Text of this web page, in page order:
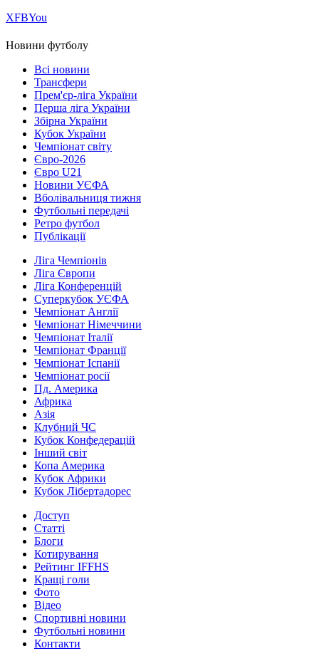
ХFBYou
Новини футболу
Всі новини
Трансфери
Прем'єр-ліга України
Перша ліга України
Збірна України
Кубок України
Чемпіонат світу
Євро-2026
Євро U21
Новини УЄФА
Вболівальниця тижня
Футбольні передачі
Ретро футбол
Публікації
Ліга Чемпіонів
Ліга Європи
Ліга Конференцій
Суперкубок УЄФА
Чемпіонат Англії
Чемпіонат Німеччини
Чемпіонат Італії
Чемпіонат Франції
Чемпіонат Іспанії
Чемпіонат росії
Пд. Америка
Африка
Азія
Клубний ЧС
Кубок Конфедерацій
Інший світ
Копа Америка
Кубок Африки
Кубок Лібертадорес
Доступ
Статті
Блоги
Котирування
Рейтинг IFFHS
Кращі голи
Фото
Відео
Спортивні новини
Футбольні новини
Контакти